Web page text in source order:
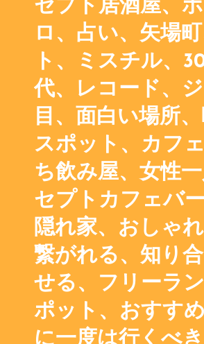
セプト居酒屋、
ロ、占い、矢場
ト、ミスチル、
代、レコード、
目、面白い場所
スポット、カフ
ち飲み屋、女性
セプトカフェバ
隠れ家、おしゃ
繋がれる、知り
せる、フリーラ
ポット、おすす
に一度は行くべ